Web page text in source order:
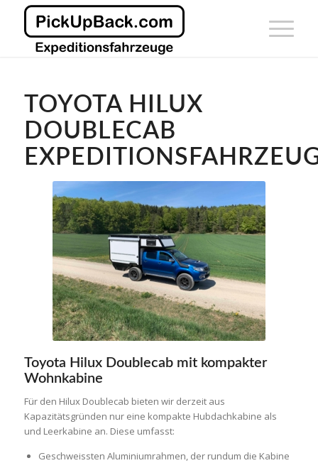
TOYOTA HILUX
DOUBLECAB
Toyota Hilux Doublecab mit kompakter
Wohnkabine
Für den Hilux Doublecab bieten wir derzeit aus
Kapazitätsgründen nur eine kompakte Hubdachkabine als
und Leerkabine an. Diese umfasst:
Geschweissten Aluminiumrahmen, der rundum die Kabine